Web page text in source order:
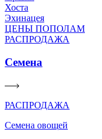
Хоста
Эхинацея
ЦЕНЫ ПОПОЛАМ
РАСПРОДАЖА
Семена
РАСПРОДАЖА
Семена овощей